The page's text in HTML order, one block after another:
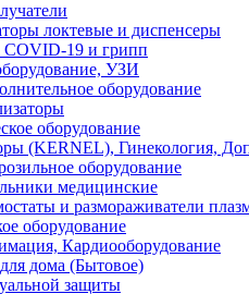
локтевые и диспенсеры
COVID-19 и грипп
УЗИ
оборудование
оборудование
(KERNEL), Гинекология,
оборудование
медицинские
и размораживатели
оборудование
Кардиооборудование
дома (Бытовое)
защиты